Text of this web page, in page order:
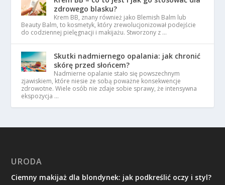
zdrowego blasku?
Krem BB, znany również jako Blemish Balm lub
Beauty Balm, to kosmetyk, który zrewolucjonizował podejście
do codziennej pielęgnacji i makijażu. Stworzony z …
Skutki nadmiernego opalania: jak chronić
skórę przed słońcem?
Nadmierne opalanie stało się powszechnym
zjawiskiem, które niesie ze sobą poważne konsekwencje
zdrowotne. Wiele osób nie zdaje sobie sprawy, że intensywna
ekspozycja …
URODA
Ciemny makijaż dla blondynek: jak podkreślić oczy i styl?